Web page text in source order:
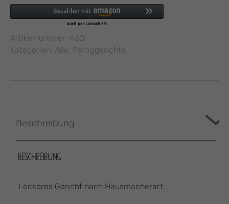
Artikelnummer: 460
Kategorien: Alle, Fertiggerichte
Beschreibung
BESCHREIBUNG
Leckeres Gericht nach Hausmacherart.